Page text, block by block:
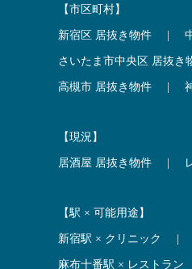
【市区町村】
新宿区 居抜き物件
さいたま市中央区 居抜き
高槻市 居抜き物件
【現況】
居酒屋 居抜き物件
【駅 × 可能用途】
新宿駅 × クリニック
麻布十番駅 × レストラン